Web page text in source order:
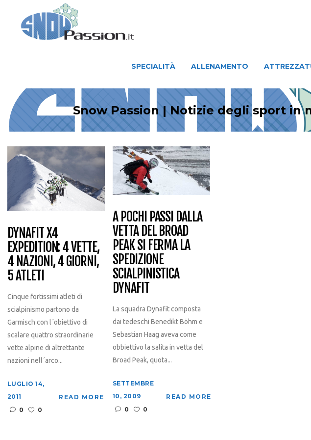
SPECIALITÀ ALLENAMENTO
Snow Passion | Notizie degli sport in
DYNAFIT X4
EXPEDITION: 4 VETTE,
4 NAZIONI, 4 GIORNI,
5 ATLETI
Cinque fortissimi atleti di
scialpinismo partono da
Garmisch con l´obiettivo di
scalare quattro straordinarie
vette alpine di altrettante
nazioni nell´arco...
LUGLIO 14,
2011
0
0
READ MORE
A POCHI PASSI DALLA
VETTA DEL BROAD
PEAK SI FERMA LA
SPEDIZIONE
SCIALPINISTICA
DYNAFIT
La squadra Dynafit composta
dai tedeschi Benedikt Böhm e
Sebastian Haag aveva come
obbiettivo la salita in vetta del
Broad Peak, quota...
SETTEMBRE
10, 2009
0
0
READ MORE